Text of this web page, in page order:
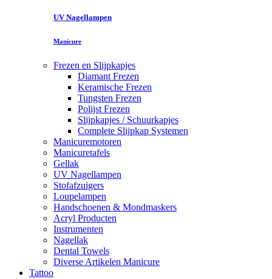
UV Nagellampen
Manicure
Frezen en Slijpkapjes
Diamant Frezen
Keramische Frezen
Tungsten Frezen
Polijst Frezen
Slijpkapjes / Schuurkapjes
Complete Slijpkap Systemen
Manicuremotoren
Manicuretafels
Gellak
UV Nagellampen
Stofafzuigers
Loupelampen
Handschoenen & Mondmaskers
Acryl Producten
Instrumenten
Nagellak
Dental Towels
Diverse Artikelen Manicure
Tattoo